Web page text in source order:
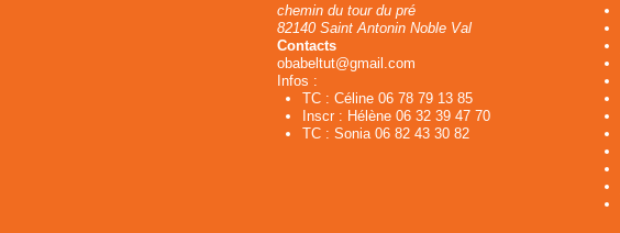
chemin du tour du pré
82140 Saint Antonin Noble Val
Contacts
obabeltut@gmail.com
Infos :
TC : Céline 06 78 79 13 85
Inscr : Hélène 06 32 39 47 70
TC : Sonia 06 82 43 30 82